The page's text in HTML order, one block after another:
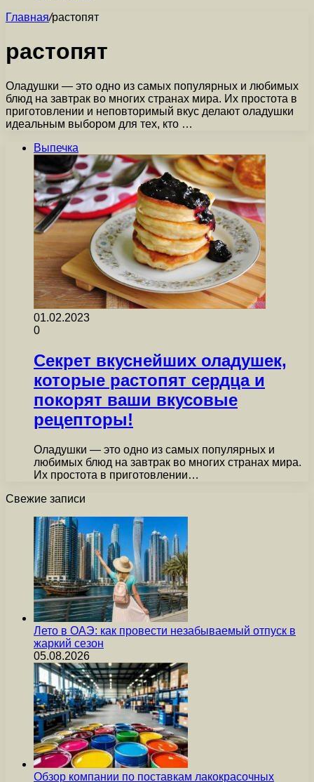
Главная/растопят
растопят
Оладушки — это одно из самых популярных и любимых
блюд на завтрак во многих странах мира. Их простота в
приготовлении и неповторимый вкус делают оладушки
идеальным выбором для тех, кто …
Выпечка
01.02.2023
0
Секрет вкуснейших оладушек,
которые растопят сердца и
покорят ваши вкусовые
рецепторы!
Оладушки — это одно из самых популярных и
любимых блюд на завтрак во многих странах мира.
Их простота в приготовлении…
Свежие записи
Лето в ОАЭ: как провести незабываемый отпуск в
жаркий сезон
05.08.2026
Обзор компании по поставкам лакокрасочных